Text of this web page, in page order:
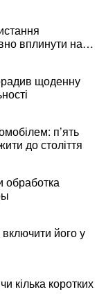
вплинути на
щоденну
п’ять
до століття
обработка
його у
кілька коротких